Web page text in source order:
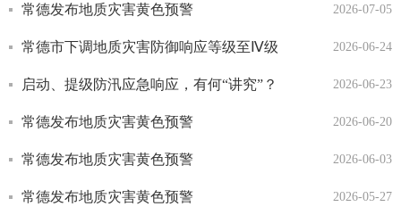
常德发布地质灾害黄色预警 2026-07-05
常德市下调地质灾害防御响应等级至Ⅳ级 2026-06-24
启动、提级防汛应急响应，有何“讲究”？ 2026-06-23
常德发布地质灾害黄色预警 2026-06-20
常德发布地质灾害黄色预警 2026-06-03
常德发布地质灾害黄色预警 2026-05-27